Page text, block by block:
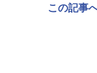
この記事